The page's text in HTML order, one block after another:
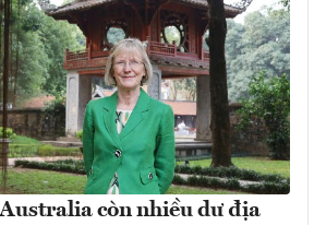
còn nhiều dư địa